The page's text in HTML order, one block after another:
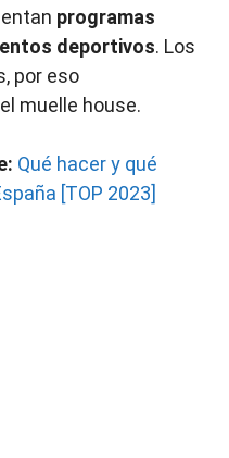
programas
deportivos. Los
por eso
muelle house.
Qué hacer y qué
[TOP 2023]